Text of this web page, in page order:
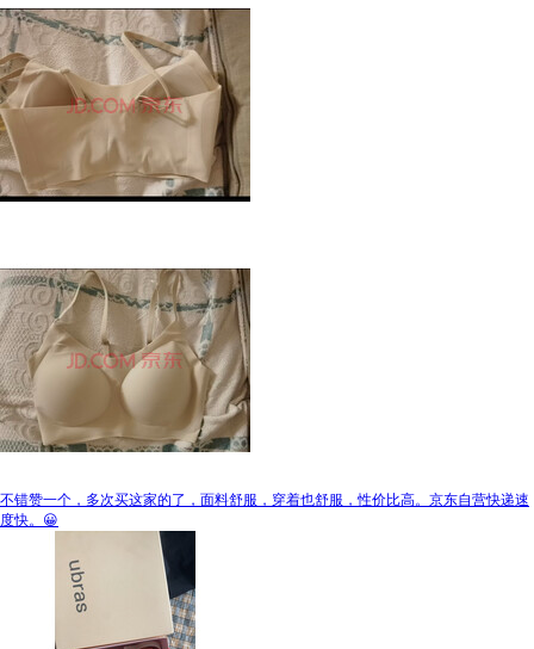
不错赞一个，多次买这家的了，面料舒服，穿着也舒服，性价比高。京东自营快递速
度快。😀